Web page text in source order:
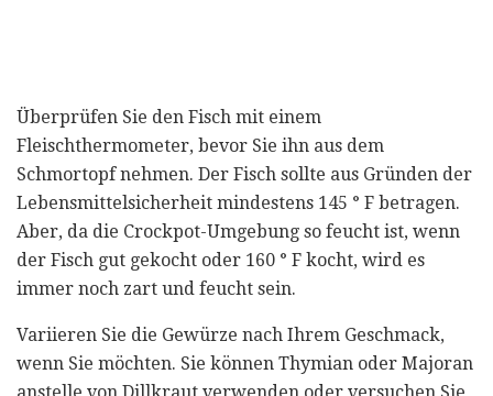
Überprüfen Sie den Fisch mit einem
Fleischthermometer, bevor Sie ihn aus dem
Schmortopf nehmen. Der Fisch sollte aus Gründen der
Lebensmittelsicherheit mindestens 145 ° F betragen.
Aber, da die Crockpot-Umgebung so feucht ist, wenn
der Fisch gut gekocht oder 160 ° F kocht, wird es
immer noch zart und feucht sein.
Variieren Sie die Gewürze nach Ihrem Geschmack,
wenn Sie möchten. Sie können Thymian oder Majoran